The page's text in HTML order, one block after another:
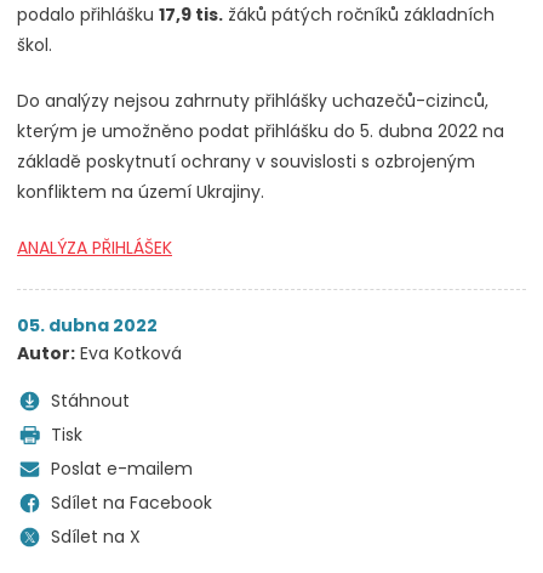
podalo přihlášku 17,9 tis. žáků pátých ročníků základních
škol.
Do analýzy nejsou zahrnuty přihlášky uchazečů-cizinců,
kterým je umožněno podat přihlášku do 5. dubna 2022 na
základě poskytnutí ochrany v souvislosti s ozbrojeným
konfliktem na území Ukrajiny.
ANALÝZA PŘIHLÁŠEK
05. dubna 2022
Autor: Eva Kotková
Stáhnout
Tisk
Poslat e-mailem
Sdílet na Facebook
Sdílet na X